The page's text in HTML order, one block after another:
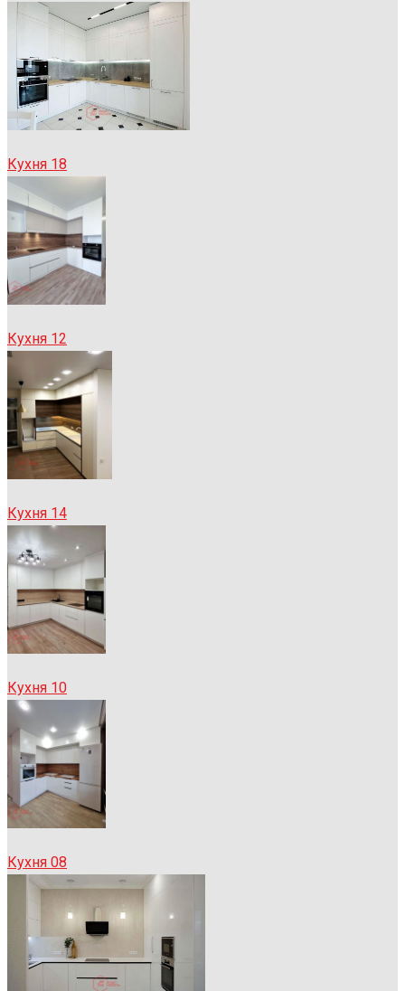
Кухня 18
Кухня 12
Кухня 14
Кухня 10
Кухня 08